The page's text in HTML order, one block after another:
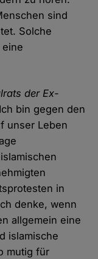
sind
Solche
der Ex-
bin gegen den
unser Leben
in
denke, wenn
allgemein eine
islamische
mutig für